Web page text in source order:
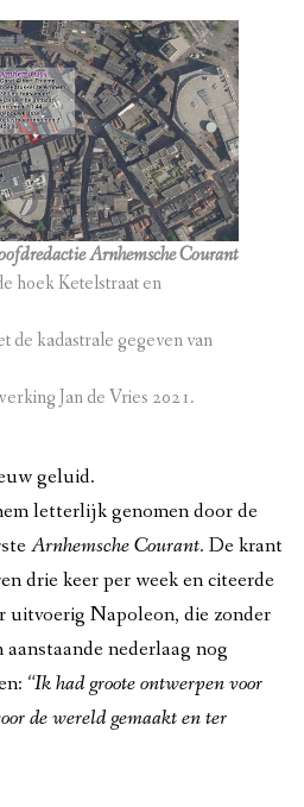
Arnhemsche Courant
hoek Ketelstraat en
de kadastrale gegeven van
Jan de Vries 2021.
geluid.
letterlijk genomen door de
Arnhemsche Courant. De krant
drie keer per week en citeerde
uitvoerig Napoleon, die zonder
nederlaag nog
“Ik had groote ontwerpen voor
de wereld gemaakt en ter